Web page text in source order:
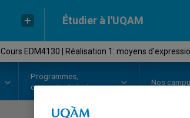
Étudier à l'UQAM
Cours EDM4130 | Réalisation 1: moyens
Programmes,
cours et admission
Nos